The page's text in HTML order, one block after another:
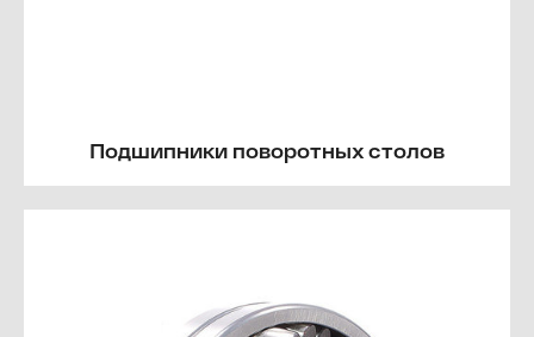
Подшипники поворотных столов